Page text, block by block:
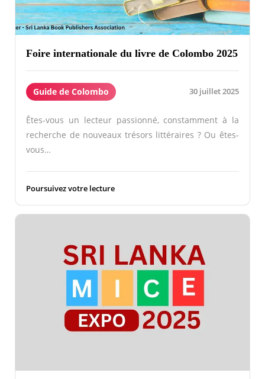
Foire internationale du livre de Colombo 2025
Guide de Colombo 30 juillet 2025
Êtes-vous un lecteur passionné, constamment à la
recherche de nouveaux trésors littéraires ? Ou êtes-
vous…
Poursuivez votre lecture